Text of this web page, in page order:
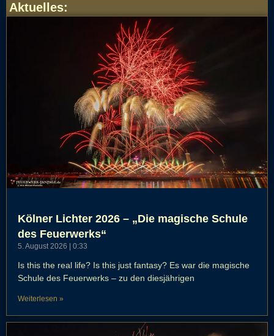
Aktuelles:
Kölner Lichter 2026 – „Die magische Schule
des Feuerwerks“
5. August 2026 0:33
Is this the real life? Is this just fantasy? Es war die magische
Schule des Feuerwerks – zu den diesjährigen
Weiterlesen »